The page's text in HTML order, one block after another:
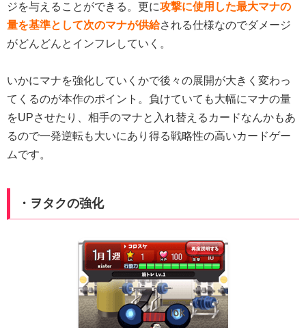
ジを与えることができる。更に攻撃に使用した最大マナの
量を基準として次のマナが供給される仕様なのでダメージ
がどんどんとインフレしていく。
いかにマナを強化していくかで後々の展開が大きく変わっ
てくるのが本作のポイント。負けていても大幅にマナの量
をUPさせたり、相手のマナと入れ替えるカードなんかもあ
るので一発逆転も大いにあり得る戦略性の高いカードゲー
ムです。
・ヲタクの強化